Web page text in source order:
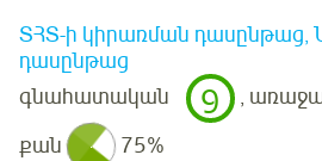
ՏՀՏ-ի կիրառման դասընթաց,
դասընթաց
գնահատական
9
,
քան
75%